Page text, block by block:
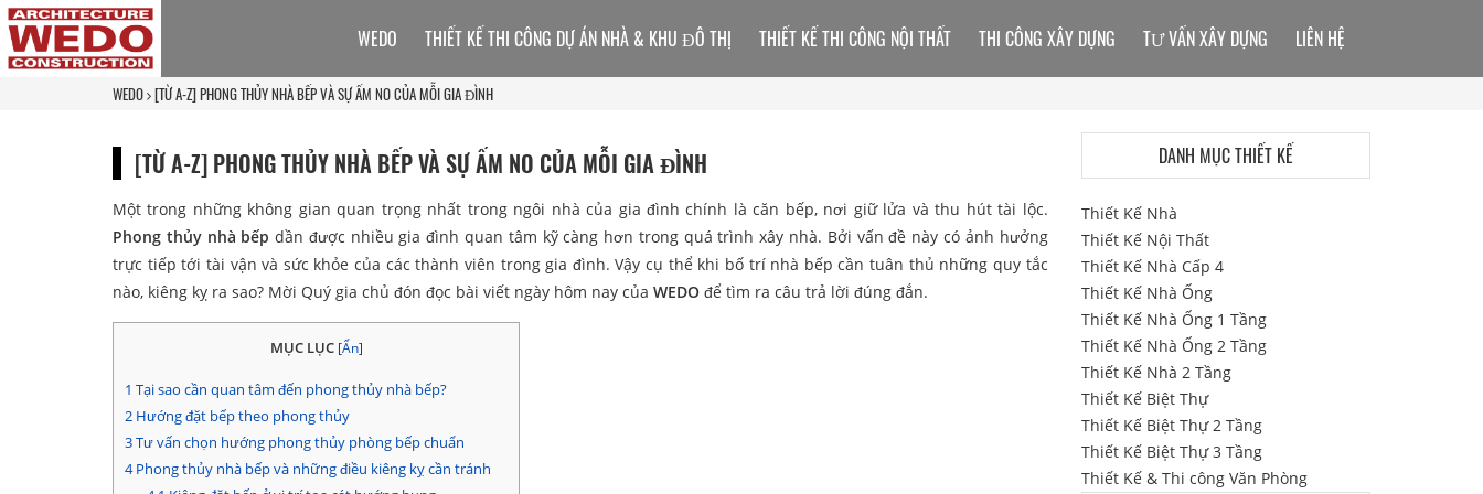
WEDO [TỪ A-Z] PHONG THỦY NHÀ BẾP VÀ SỰ ẤM NO CỦA MỖI GIA ĐÌNH
[TỪ A-Z] PHONG THỦY NHÀ BẾP VÀ SỰ ẤM NO CỦA MỖI GIA ĐÌNH
Một trong những không gian quan trọng nhất trong ngôi nhà của gia đình chính là căn bếp, nơi giữ lửa và thu hút tài lộc.
Phong thủy nhà bếp dần được nhiều gia đình quan tâm kỹ càng hơn trong quá trình xây nhà. Bởi vấn đề này có ảnh hưởng
trực tiếp tới tài vận và sức khỏe của các thành viên trong gia đình. Vậy cụ thể khi bố trí nhà bếp cần tuân thủ những quy tắc
nào, kiêng kỵ ra sao? Mời Quý gia chủ đón đọc bài viết ngày hôm nay của WEDO để tìm ra câu trả lời đúng đắn.
MỤC LỤC [Ẩn]
1 Tại sao cần quan tâm đến phong thủy nhà bếp?
2 Hướng đặt bếp theo phong thủy
3Tư vấn chọn hướng phong thủy phòng bếp chuẩn
4Phong thủy nhà bếp và những điều kiêng kỵ cần tránh
WEDO THIẾT KẾ THI CÔNG DỰ ÁN NHÀ & KHU ĐÔ THỊ THIẾT KẾ THI CÔNG NỘI THẤT THI CÔNG XÂY DỰNG TƯ VẤN XÂY DỰNG LIÊN HỆ
DANH MỤC THIẾT KẾ
Thiết Kế Nhà
Thiết Kế Nội Thất
Thiết Kế Nhà Cấp 4
Thiết Kế Nhà Ống
Thiết Kế Nhà Ống 1 Tầng
Thiết Kế Nhà Ống 2 Tầng
Thiết Kế Nhà 2 Tầng
Thiết Kế Biệt Thự
Thiết Kế Biệt Thự 2 Tầng
Thiết Kế Biệt Thự 3 Tầng
Thiết Kế & Thi công Văn Phòng